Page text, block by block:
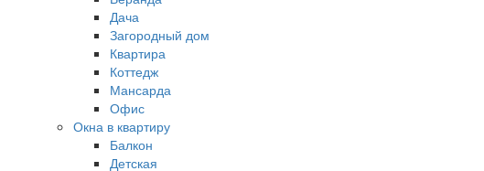
Дача
Загородный дом
Квартира
Коттедж
Мансарда
Офис
Окна в квартиру
Балкон
Детская